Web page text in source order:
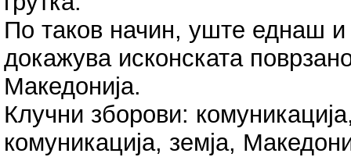
По таков начин, уште еднаш и
докажува исконската
Македонија.
Клучни зборови:
комуникација, земја,